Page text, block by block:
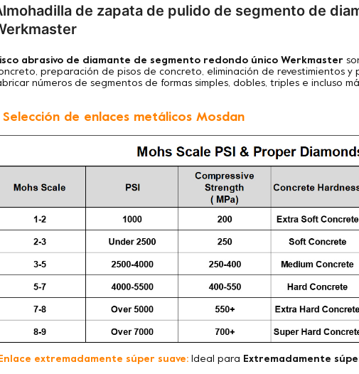
de zapata de pulido de segmento de
abrasivo de diamante de segmento redondo único Werkmaster
preparación de pisos de concreto, eliminación de revestimientos y
números de segmentos de formas simples, dobles, triples e incluso
Selección de enlaces metálicos Mosdan
extremadamente súper suave: Ideal para Extremadamente